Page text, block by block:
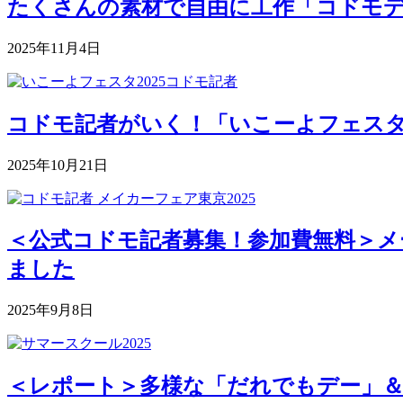
たくさんの素材で自由に工作「コドモ
2025年11月4日
コドモ記者がいく！「いこーよフェス
2025年10月21日
＜公式コドモ記者募集！参加費無料＞
ました
2025年9月8日
＜レポート＞多様な「だれでもデー」